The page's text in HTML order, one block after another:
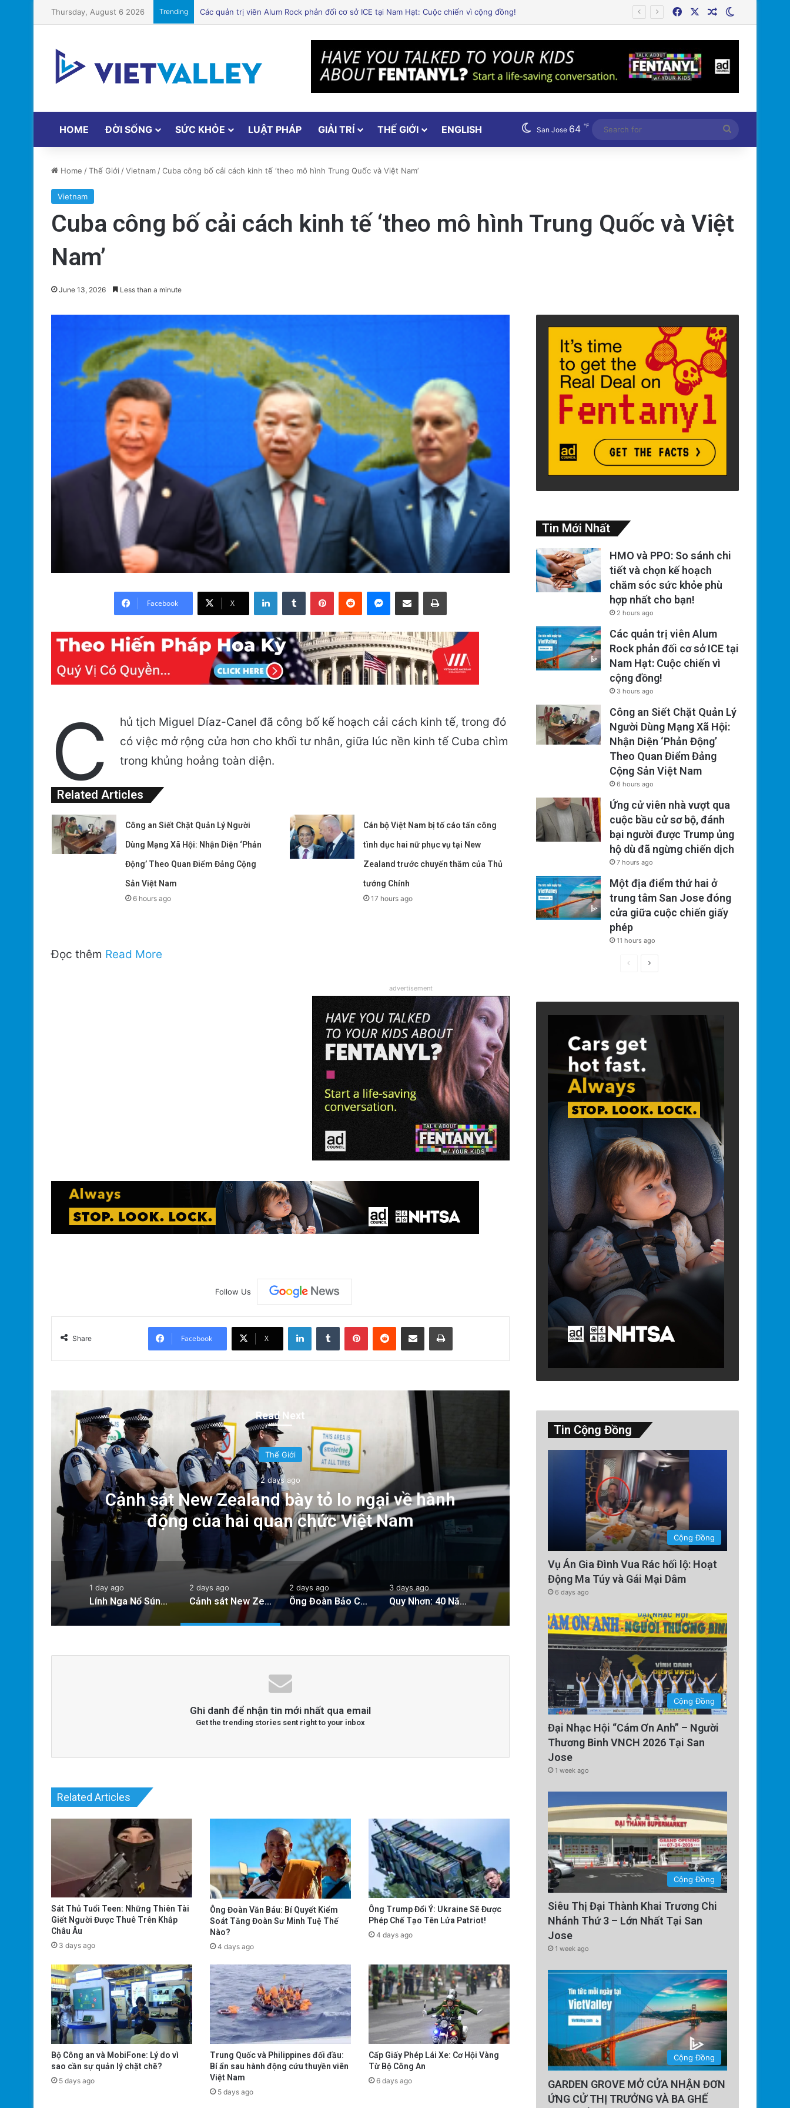
Thursday, August 6 2026 Trending FacebookRandom Article
HOME ĐỜI SỐNG SỨC KHỎE LUẬT PHÁP GIẢI TRÍ THẾ GIỚI ENGLISH San Jose 64 ℉
for
Home /Thế Giới /Vietnam/Cuba công bố cải cách kinh tế ‘theo mô hình Trung Quốc và Việt Nam’
Vietnam
Cuba công bố cải cách kinh tế ‘theo mô hình Trung Quốc và Việt
Nam’
June 13, 2026 Less than a minute
Facebook X
LinkedInTumblr PinterestReddit Messenger
Share via Email Print
C
hủ tịch Miguel Díaz-Canel đã công bố kế hoạch cải cách kinh tế, trong đó
có việc mở rộng cửa hơn cho khối tư nhân, giữa lúc nền kinh tế Cuba chìm
trong khủng hoảng toàn diện.
Related Articles
Công an Siết Chặt Quản Lý Người
Dùng Mạng Xã Hội: Nhận Diện ‘Phản
Động’ Theo Quan Điểm Đảng Cộng
Sản Việt Nam
6 hours ago
Cán bộ Việt Nam bị tố cáo tấn công
tình dục hai nữ phục vụ tại New
Zealand trước chuyến thăm của Thủ
tướng Chính
17 hours ago
Đọc thêm Read More
advertisement
Follow Us
Share Facebook X
LinkedInTumblr PinterestReddit Share via Email Print
Read Next
Thế Giới
2 days ago
Cảnh sát New Zealand bày tỏ lo ngại về hành
động của hai quan chức Việt Nam
Ông Đoàn Bảo Châu Tuyên
Án 7 Năm Tù Vắng Mặt Vì
Nhà Nước’
1 day ago
Lính Nga Nổ Súng Giết Đồng Đội và Tấn Công Dân Thường Tại Crimea
2 days ago
Cảnh sát New Zealand bày tỏ lo ngại về hành động của hai quan chức Việt Nam
2 days ago
Ông Đoàn Bảo Châu Tuyên Bố Tự Bào Chữa Sau Án 7 Năm Tù Vắng Mặt Vì ‘Tuyên Truyền Chống Nhà Nước’
3 days ago
Quy Nhơn: 40 Năm Khai Thác Đất Vẫn Bị Xem Là Hoang Phế
Ghi danh để nhận tin mới nhất qua email
Get the trending stories sent right to your inbox
Related Articles
Sát Thủ Tuổi Teen: Những Thiên Tài
Giết Người Được Thuê Trên Khắp
Châu Âu
3 days ago
Ông Đoàn Văn Báu: Bí Quyết Kiểm
Soát Tăng Đoàn Sư Minh Tuệ Thế
Nào?
4 days ago
Ông Trump Đổi Ý: Ukraine Sẽ Được
Phép Chế Tạo Tên Lửa Patriot!
4 days ago
Bộ Công an và MobiFone: Lý do vì
sao cần sự quản lý chặt chẽ?
5 days ago
Trung Quốc và Philippines đối đầu:
Bí ẩn sau hành động cứu thuyền viên
Việt Nam
5 days ago
Cấp Giấy Phép Lái Xe: Cơ Hội Vàng
Từ Bộ Công An
6 days ago
Tin Mới Nhất
HMO và PPO: So sánh chi
tiết và chọn kế hoạch
chăm sóc sức khỏe phù
hợp nhất cho bạn!
2 hours ago
Các quản trị viên Alum
Rock phản đối cơ sở ICE tại
Nam Hạt: Cuộc chiến vì
cộng đồng!
3 hours ago
Công an Siết Chặt Quản Lý
Người Dùng Mạng Xã Hội:
Nhận Diện ‘Phản Động’
Theo Quan Điểm Đảng
Cộng Sản Việt Nam
6 hours ago
Ứng cử viên nhà vượt qua
cuộc bầu cử sơ bộ, đánh
bại người được Trump ủng
hộ dù đã ngừng chiến dịch
7 hours ago
Một địa điểm thứ hai ở
trung tâm San Jose đóng
cửa giữa cuộc chiến giấy
phép
11 hours ago
PreviousNext
Tin Cộng Đồng
Cộng Đồng
Vụ Án Gia Đình Vua Rác hối lộ: Hoạt
Động Ma Túy và Gái Mại Dâm
6 days ago
Cộng Đồng
Đại Nhạc Hội “Cám Ơn Anh” – Người
Thương Binh VNCH 2026 Tại San
Jose
1 week ago
Cộng Đồng
Siêu Thị Đại Thành Khai Trương Chi
Nhánh Thứ 3 – Lớn Nhất Tại San
Jose
1 week ago
Cộng Đồng
GARDEN GROVE MỞ CỬA NHẬN ĐƠN
ỨNG CỬ THỊ TRƯỞNG VÀ BA GHẾ